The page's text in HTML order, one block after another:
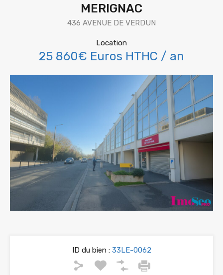
MERIGNAC
436 AVENUE DE VERDUN
Location
25 860€ Euros HTHC / an
ID du bien :33LE-0062